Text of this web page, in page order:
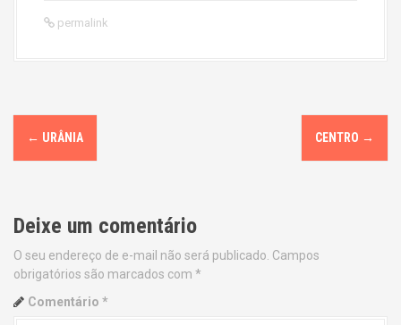
permalink
P
o
t
n
a
← URÂNIA CENTRO →
Deixe um comentário
O seu endereço de e-mail não será publicado. Campos
obrigatórios são marcados com *
Comentário *